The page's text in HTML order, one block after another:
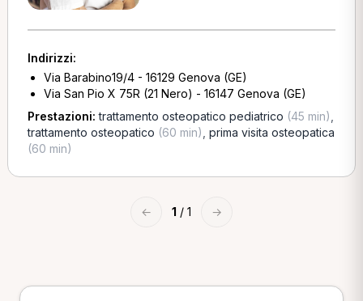
Indirizzi:
Via Barabino19/4 - 16129 Genova (GE)
Via San Pio X 75R (21 Nero) - 16147 Genova (GE)
Prestazioni:trattamento osteopatico pediatrico (45 min)
trattamento osteopatico (60 min) prima visita osteopatica
(60 min)
← 1 / 1 →